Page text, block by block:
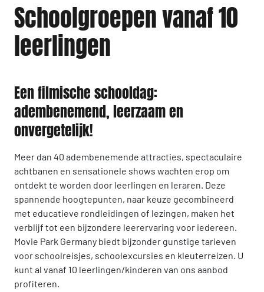
Schoolgroepen vanaf 10
leerlingen
Een filmische schooldag:
adembenemend, leerzaam en
onvergetelijk!
Meer dan 40 adembenemende attracties, spectaculaire
achtbanen en sensationele shows wachten erop om
ontdekt te worden door leerlingen en leraren. Deze
spannende hoogtepunten, naar keuze gecombineerd
met educatieve rondleidingen of lezingen, maken het
verblijf tot een bijzondere leerervaring voor iedereen.
Movie Park Germany biedt bijzonder gunstige tarieven
voor schoolreisjes, schoolexcursies en kleuterreizen. U
kunt al vanaf 10 leerlingen/kinderen van ons aanbod
profiteren.